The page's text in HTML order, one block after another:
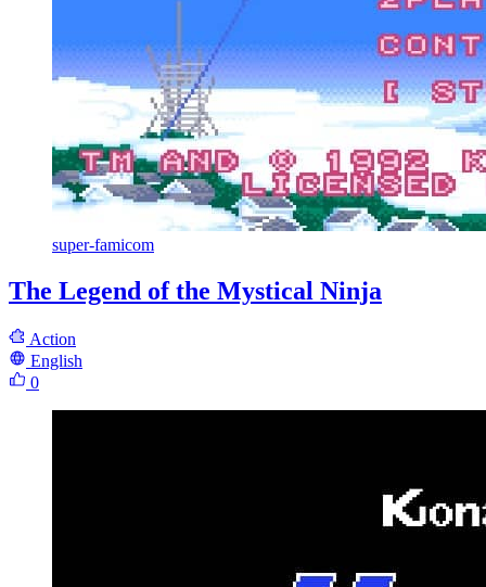
super-famicom
The Legend of the Mystical Ninja
Action
English
0